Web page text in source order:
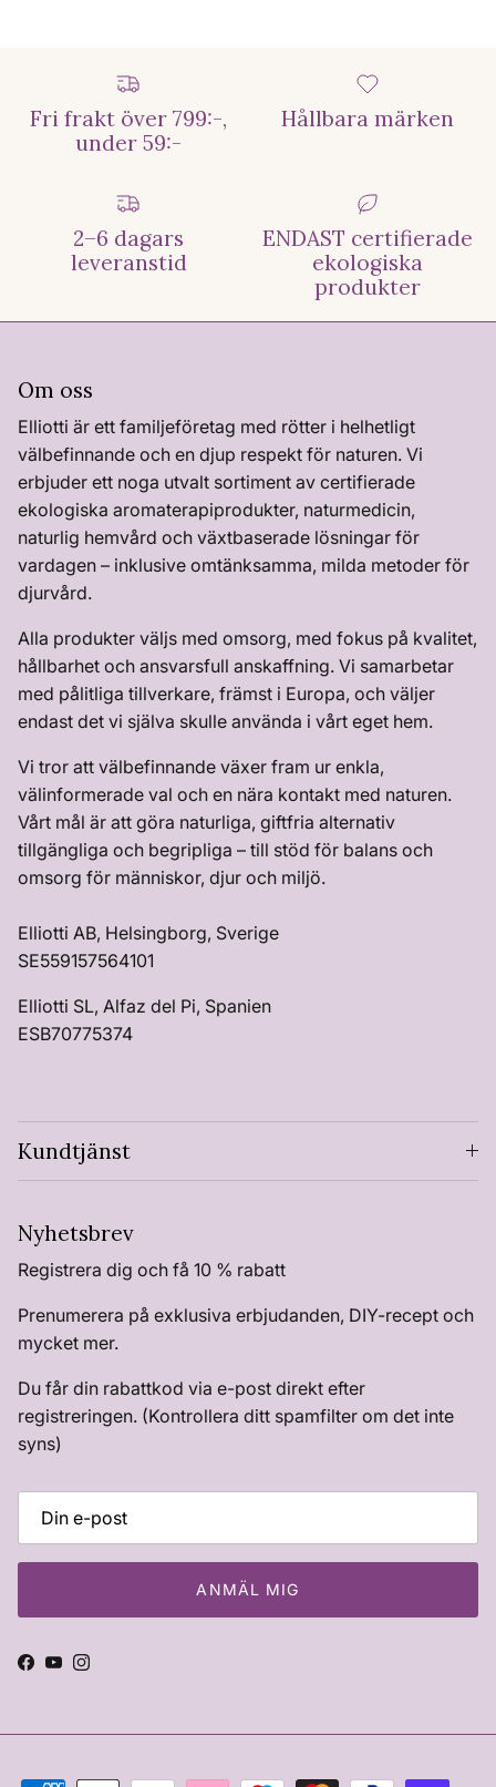
Fri frakt över 799:-,
under 59:-
Hållbara märken
2–6 dagars
leveranstid
ENDAST certifierade
ekologiska
produkter
Om oss
Elliotti är ett familjeföretag med rötter i helhetligt
välbefinnande och en djup respekt för naturen. Vi
erbjuder ett noga utvalt sortiment av certifierade
ekologiska aromaterapiprodukter, naturmedicin,
naturlig hemvård och växtbaserade lösningar för
vardagen – inklusive omtänksamma, milda metoder för
djurvård.
Alla produkter väljs med omsorg, med fokus på kvalitet,
hållbarhet och ansvarsfull anskaffning. Vi samarbetar
med pålitliga tillverkare, främst i Europa, och väljer
endast det vi själva skulle använda i vårt eget hem.
Vi tror att välbefinnande växer fram ur enkla,
välinformerade val och en nära kontakt med naturen.
Vårt mål är att göra naturliga, giftfria alternativ
tillgängliga och begripliga – till stöd för balans och
omsorg för människor, djur och miljö.
Elliotti AB, Helsingborg, Sverige
SE559157564101
Elliotti SL, Alfaz del Pi, Spanien
ESB70775374
Kundtjänst
Nyhetsbrev
Registrera dig och få 10 % rabatt
Prenumerera på exklusiva erbjudanden, DIY-recept och
mycket mer.
Du får din rabattkod via e-post direkt efter
registreringen. (Kontrollera ditt spamfilter om det inte
syns)
ANMÄL MIG
Facebook
YouTube
Instagram